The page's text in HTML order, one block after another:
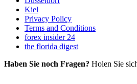
Kiel
Privacy Policy
Terms and Conditions
forex insider 24
the florida digest
Haben Sie noch Fragen? Holen Sie